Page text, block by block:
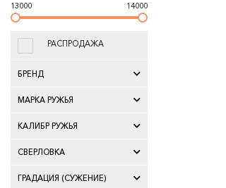
13000 14000
РАСПРОДАЖА
БРЕНД
МАРКА РУЖЬЯ
КАЛИБР РУЖЬЯ
СВЕРЛОВКА
ГРАДАЦИЯ (СУЖЕНИЕ)